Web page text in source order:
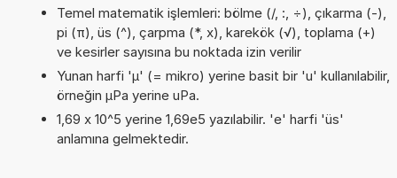
Temel matematik işlemleri: bölme (/, :, ÷), çıkarma (-),
pi (π), üs (^), çarpma (*, x), karekök (√), toplama (+)
ve kesirler sayısına bu noktada izin verilir
Yunan harfi 'µ' (= mikro) yerine basit bir 'u' kullanılabilir,
örneğin µPa yerine uPa.
1,69 x 10^5 yerine 1,69e5 yazılabilir. 'e' harfi 'üs'
anlamına gelmektedir.